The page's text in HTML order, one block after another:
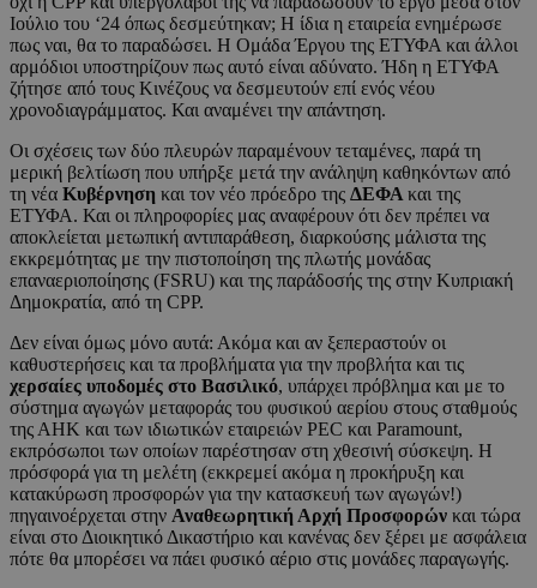
Ιούλιο του ‘24 όπως δεσμεύτηκαν; Η ίδια η εταιρεία ενημέρωσε
πως ναι, θα το παραδώσει. Η Ομάδα Έργου της ΕΤΥΦΑ και άλλοι
αρμόδιοι υποστηρίζουν πως αυτό είναι αδύνατο. Ήδη η ΕΤΥΦΑ
ζήτησε από τους Κινέζους να δεσμευτούν επί ενός νέου
χρονοδιαγράμματος. Και αναμένει την απάντηση.
Οι σχέσεις των δύο πλευρών παραμένουν τεταμένες, παρά τη
μερική βελτίωση που υπήρξε μετά την ανάληψη καθηκόντων από
τη νέα Κυβέρνηση και τον νέο πρόεδρο της ΔΕΦΑ και της
ΕΤΥΦΑ. Και οι πληροφορίες μας αναφέρουν ότι δεν πρέπει να
αποκλείεται μετωπική αντιπαράθεση, διαρκούσης μάλιστα της
εκκρεμότητας με την πιστοποίηση της πλωτής μονάδας
επαναεριοποίησης (FSRU) και της παράδοσής της στην Κυπριακή
Δημοκρατία, από τη CPP.
Δεν είναι όμως μόνο αυτά: Ακόμα και αν ξεπεραστούν οι
καθυστερήσεις και τα προβλήματα για την προβλήτα και τις
χερσαίες υποδομές στο Βασιλικό, υπάρχει πρόβλημα και με το
σύστημα αγωγών μεταφοράς του φυσικού αερίου στους σταθμούς
της ΑΗΚ και των ιδιωτικών εταιρειών PEC και Paramount,
εκπρόσωποι των οποίων παρέστησαν στη χθεσινή σύσκεψη. Η
πρόσφορά για τη μελέτη (εκκρεμεί ακόμα η προκήρυξη και
κατακύρωση προσφορών για την κατασκευή των αγωγών!)
πηγαινοέρχεται στην Αναθεωρητική Αρχή Προσφορών και τώρα
είναι στο Διοικητικό Δικαστήριο και κανένας δεν ξέρει με ασφάλεια
πότε θα μπορέσει να πάει φυσικό αέριο στις μονάδες παραγωγής.